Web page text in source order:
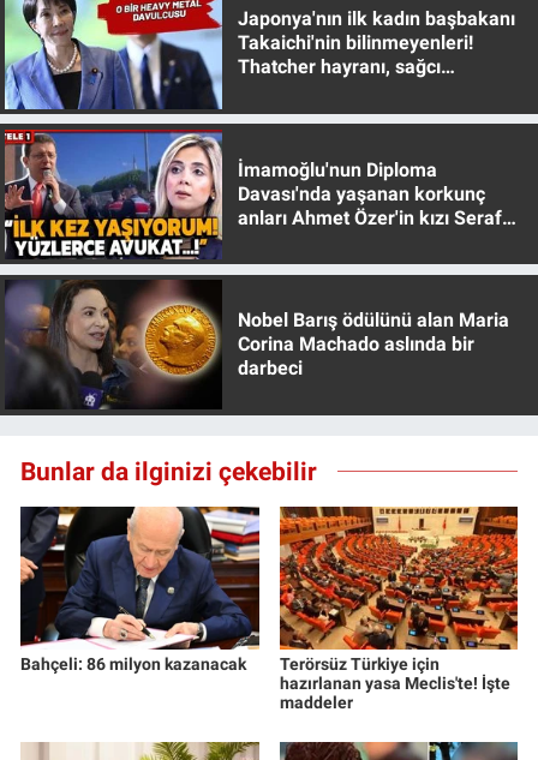
Japonya'nın ilk kadın başbakanı
Takaichi'nin bilinmeyenleri!
Thatcher hayranı, sağcı
İmamoğlu'nun Diploma
Davası'nda yaşanan korkunç
anları Ahmet Özer'in kızı Seraf
Nobel Barış ödülünü alan Maria
Corina Machado aslında bir
darbeci
Bunlar da ilginizi çekebilir
Bahçeli: 86 milyon kazanacak
Terörsüz Türkiye için
hazırlanan yasa Meclis'te! İşte
maddeler
Koronavirüs
Kültür Sanat
Ne demişti
Nedir
Popüler
Programlar
Sağlık
Spor
Teknoloji
Türkiye'nin Geleceği
Türkiye'nin Gündemi